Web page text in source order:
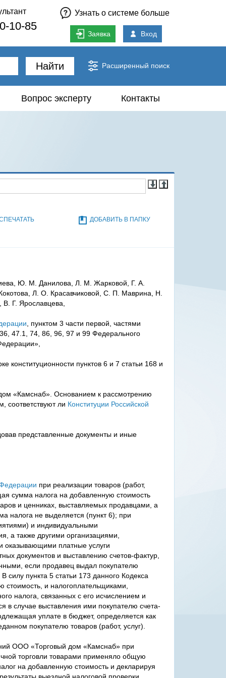
10-85
Узнать о системе больше
Заявка Вход
Найти Расширенный поиск
Вопрос эксперту Контакты
ДОБАВИТЬ В ПАПКУ
Ю. М. Данилова, Л. М. Жарковой, Г. А.
Л. О. Красавчиковой, С. П. Маврина, Н.
Г. Ярославцева,
, пунктом 3 части первой, частями
36, 47.1, 74, 86, 96, 97 и 99 Федерального
конституционности пунктов 6 и 7 статьи 168 и
«Камснаб». Основанием к рассмотрению
соответствуют ли Конституции Российской
представленные документы и иные
при реализации товаров (работ,
сумма налога на добавленную стоимость
и ценниках, выставляемых продавцами, а
налога не выделяется (пункт 6); при
и индивидуальными
а также другими организациями,
платные услуги
документов и выставлению счетов-фактур,
если продавец выдал покупателю
пункта 5 статьи 173 данного Кодекса
и налогоплательщиками,
налога, связанных с его исчислением и
в случае выставления ими покупателю счета-
уплате в бюджет, определяется как
покупателю товаров (работ, услуг).
ООО «Торговый дом «Камснаб» при
торговли товарами применяло общую
на добавленную стоимость и декларируя